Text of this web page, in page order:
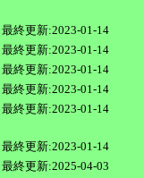
最終更新:2023-01-14
最終更新:2023-01-14
最終更新:2023-01-14
最終更新:2023-01-14
最終更新:2023-01-14
最終更新:2023-01-14
最終更新:2025-04-03